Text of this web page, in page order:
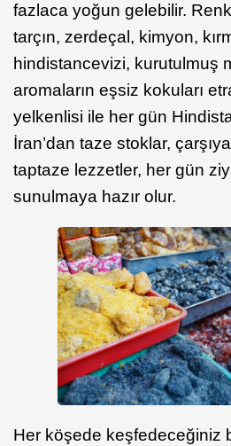
fazlaca yoğun gelebilir.
tarçın, zerdeçal, kimyon,
hindistancevizi, kurutulmuş
aromaların eşsiz kokuları
yelkenlisi ile her gün
İran’dan taze stoklar,
taptaze lezzetler, her gün
sunulmaya hazır olur.
Her köşede keşfedeceğiniz